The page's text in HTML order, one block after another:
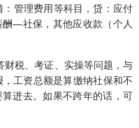
管理费用等科目，贷：应付
—社保，其他应收款（个人
财税、考证、实操等问题，与
工资总额是算缴纳社保和不
进去。如果不跨年的话，可